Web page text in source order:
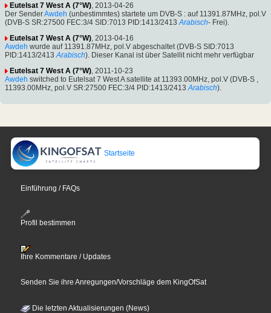
Eutelsat 7 West A (7°W) , 2013-04-26
Der SenderAwdeh (unbestimmtes) startete um DVB-S : auf 11391.87MHz, pol.V
(DVB-S SR:27500 FEC:3/4 SID:7013 PID:1413/2413 Arabisch- Frei).
Eutelsat 7 West A (7°W) , 2013-04-16
Awdeh wurde auf 11391.87MHz, pol.V abgeschaltet (DVB-S SID:7013
PID:1413/2413 Arabisch). Dieser Kanal ist über Satellit nicht mehr verfügbar
Eutelsat 7 West A (7°W) , 2011-10-23
Awdeh switched to Eutelsat 7 West A satellite at 11393.00MHz, pol.V (DVB-S ,
11393.00MHz, pol.V SR:27500 FEC:3/4 PID:1413/2413 Arabisch).
Startseite
Einführung / FAQs
Profil bestimmen
Ihre Kommentare / Updates
Senden Sie ihre Anregungen/Vorschläge dem KingOfSat
Die letzten Aktualisierungen (News)